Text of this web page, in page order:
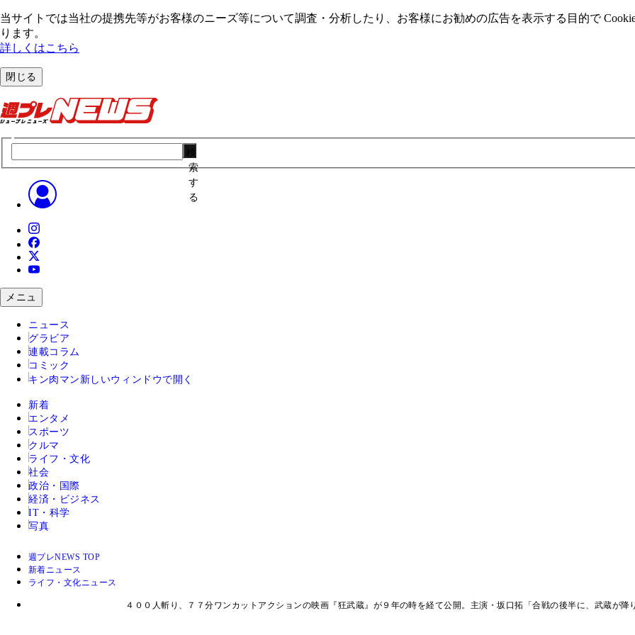
当サイトでは当社の提携先等がお客様のニーズ等について調査・分析したり、お客様にお勧めの広告を表⽰する⽬的で
ります。
詳しくはこちら
閉じる
索
す
る
メニュ
ニュース
グラビア
連載コラム
コミック
キン肉マン 新しいウィンドウで開く
新着
エンタメ
スポーツ
クルマ
ライフ・文化
社会
政治・国際
経済・ビジネス
IT・科学
写真
週プレNEWS TOP
新着ニュース
ライフ・文化ニュース
４００人斬り、７７分ワンカットアクションの映画『狂武蔵』が９年の時を経て公開。主演・坂口拓「合戦の後半に、武蔵が降